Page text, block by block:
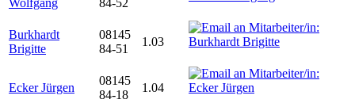
Wolfgang
84-52
Burkhardt
Brigitte
08145
84-51
1.03
Ecker Jürgen
08145
84-18
1.04